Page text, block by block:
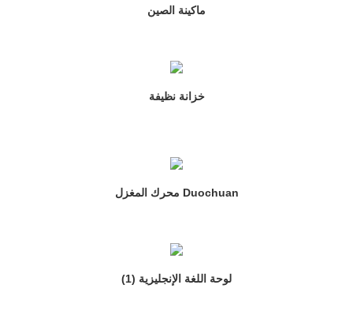
ماكينة الصين
خزانة نظيفة
محرك المغزل Duochuan
لوحة اللغة الإنجليزية (1)